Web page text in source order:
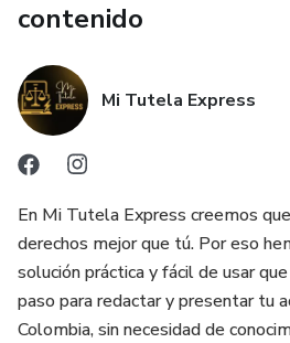
contenido
Mi Tutela Express
En Mi Tutela Express creemos
derechos mejor que tú. Por eso
solución práctica y fácil de usar
paso para redactar y presentar tu
Colombia, sin necesidad de